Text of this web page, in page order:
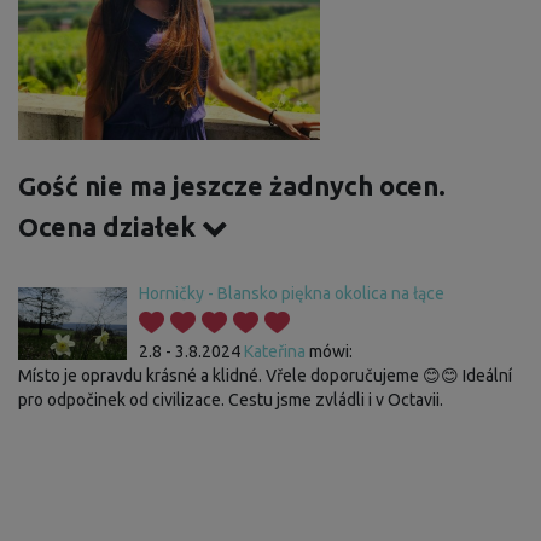
Gość nie ma jeszcze żadnych ocen.
Ocena działek
Horničky - Blansko piękna okolica na łące
2.8 - 3.8.2024 Kateřina mówi:
Místo je opravdu krásné a klidné. Vřele doporučujeme 😊😊 Ideální
pro odpočinek od civilizace. Cestu jsme zvládli i v Octavii.